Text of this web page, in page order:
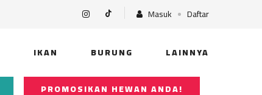
Masuk Daftar
IKAN BURUNG LAINNYA
PROMOSIKAN HEWAN ANDA!